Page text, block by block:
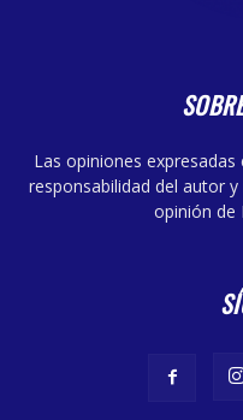
Las opiniones
responsabilidad del autor
opinión de